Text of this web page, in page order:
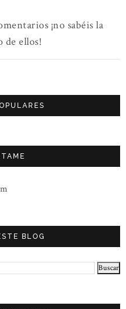
¡no sabéis la
de ellos!
BLOG